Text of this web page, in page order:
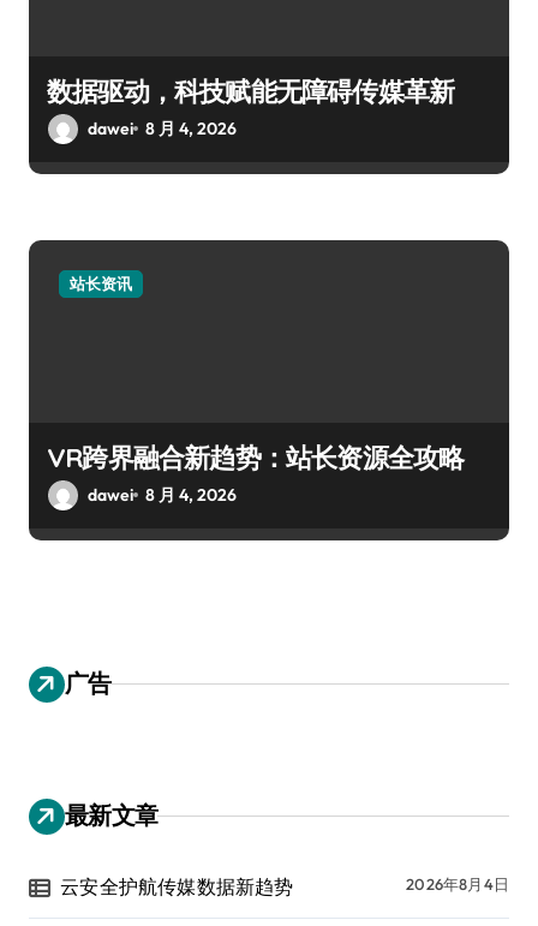
数据驱动，科技赋能无障碍传媒革新
dawei 8 月 4, 2026
站长资讯
VR跨界融合新趋势：站长资源全攻略
dawei 8 月 4, 2026
广告
最新文章
云安全护航传媒数据新趋势 2026年8月4日